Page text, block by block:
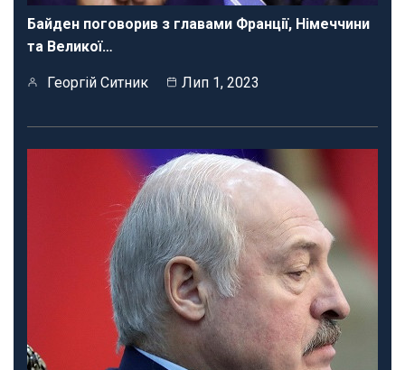
Байден поговорив з главами Франції, Німеччини
та Великої…
Георгій Ситник Лип 1, 2023